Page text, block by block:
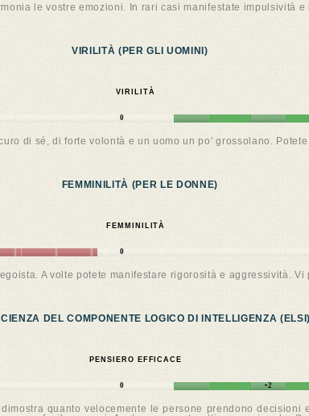
le vostre emozioni. In rari casi manifestate impulsività
VIRILITÀ (PER GLI UOMINI)
VIRILITÀ
0
di sé, di forte volontà e un uomo un po' grossolano.
FEMMINILITÀ (PER LE DONNE)
FEMMINILITÀ
0
A volte potete manifestare rigorosità e aggressività. Vi
DEL COMPONENTE LOGICO DI INTELLIGENZA (ELSI)
PENSIERO EFFICACE
0 +2
quanto velocemente le persone prendono